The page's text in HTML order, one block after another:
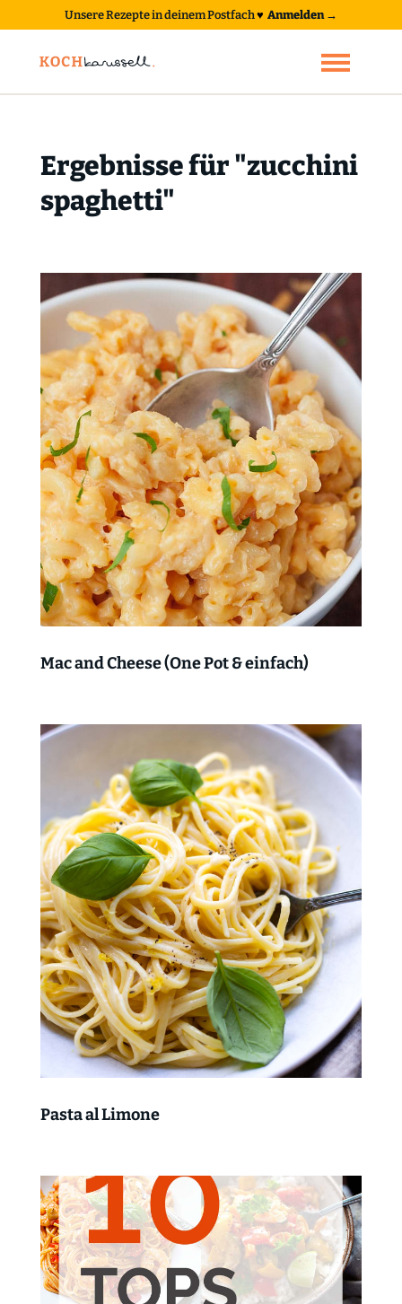
Unsere Rezepte in deinem Postfach♥ Anmelden →
Ergebnisse für "zucchini
spaghetti"
Mac and Cheese (One Pot & einfach)
Pasta al Limone